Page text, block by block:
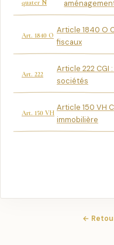
quater N
Art. 1840 O
Article 1840 O
fiscaux
Art. 222
Article 222 CGI
sociétés
Art. 150 VH
Article 150 VH
immobilière
←